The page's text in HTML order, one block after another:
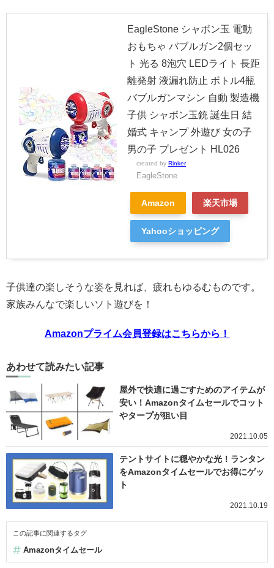
EagleStone シャボン玉 電動
おもちゃ バブルガン2個セッ
ト 光る 8泡穴 LEDライト 長距
離発射 液漏れ防止 ボトル4瓶
バブルガンマシン 自動 製造機
子供 シャボン玉銃 誕生日 結
婚式 キャンプ 外遊び 女の子
男の子 プレゼント HL026
created by Rinker
EagleStone
Amazon 楽天市場
Yahooショッピング
子供達の楽しそうな姿を見れば、疲れもゆるむものです。
家族みんなで楽しいソト遊びを！
Amazonプライム会員登録はこちらから！
あわせて読みたい記事
屋外で快適に過ごすためのアイテムが
安い！Amazonタイムセールでコット
やタープが狙い目
2021.10.05
テントサイトに穏やかな光！ランタン
をAmazonタイムセールでお得にゲッ
ト
2021.10.19
この記事に関連するタグ
Amazonタイムセール